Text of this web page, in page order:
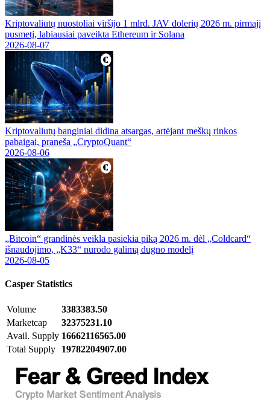
Kriptovaliutų nuostoliai viršijo 1 mlrd. JAV dolerių 2026 m. pirmąjį
pusmetį, labiausiai paveikta Ethereum ir Solana
2026-08-07
Kriptovaliutų banginiai didina atsargas, artėjant meškų rinkos
pabaigai, praneša „CryptoQuant“
2026-08-06
„Bitcoin“ grandinės veikla pasiekia piką 2026 m. dėl „Coldcard“
išnaudojimo, „K33“ nurodo galimą dugno modelį
2026-08-05
Casper Statistics
Volume
3383383.50
Marketcap
32375231.10
Avail. Supply 16662116565.00
Total Supply
19782204907.00